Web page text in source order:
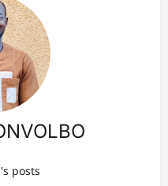
posts